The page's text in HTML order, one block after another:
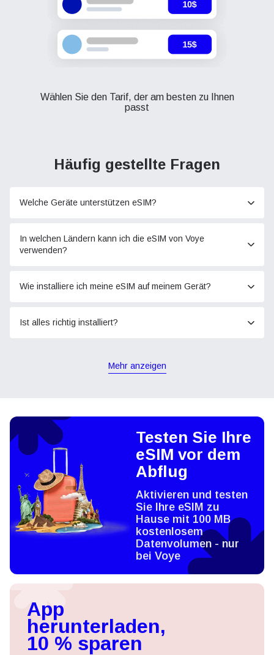
Wählen Sie den Tarif, der am besten zu Ihnen
passt
Häufig gestellte Fragen
Welche Geräte unterstützen eSIM?
In welchen Ländern kann ich die eSIM von Voye
verwenden?
Wie installiere ich meine eSIM auf meinem Gerät?
Ist alles richtig installiert?
Mehr anzeigen
Testen Sie Ihre
eSIM vor dem
Abflug
Aktivieren und testen
Sie Ihre eSIM zu
Hause mit 100 MB
kostenlosem
Datenvolumen - nur
bei Voye
App
herunterladen,
10 % sparen